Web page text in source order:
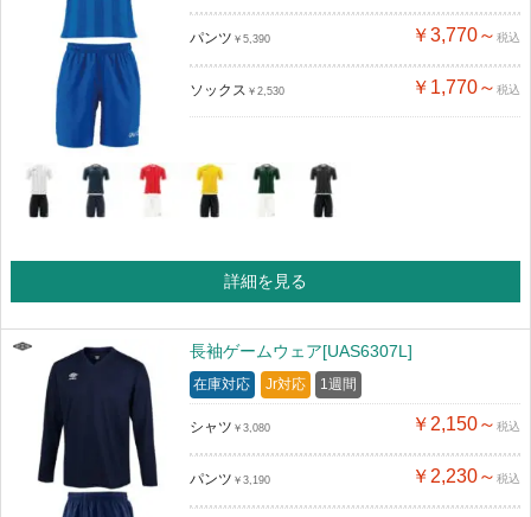
パンツ ￥5,390 ￥3,770～ 税込
ソックス ￥2,530 ￥1,770～ 税込
詳細を見る
長袖ゲームウェア[UAS6307L]
在庫対応 Jr対応 1週間
シャツ ￥3,080 ￥2,150～ 税込
パンツ ￥3,190 ￥2,230～ 税込